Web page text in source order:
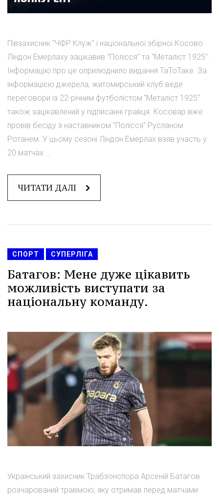
Півзахисник "ЧФР Клуж" і національної збірної Косово
Ліндон Емерлаху зацікавив "Полісся" та "Металіст 1925".
Інформацію про це оприлюднило видання ТаТоТаке. За
інформацією джерела, житомирський клуб веде
переговори із 22-річним футболістом."Металіст 1925"
також зацікавлений у підписанні гравця. Косовар вже
провів бесіду з наставником "Полісся" Русланом
Ротанем. У цьому сезоні Ліндон Емерлах взяв участь у
20 матчах ...
ЧИТАТИ ДАЛІ
СПОРТ СУПЕРЛІГА
Батагов: Мене дуже цікавить
можливість виступати за
національну команду.
Український захисник Трабзонспора Арсеній Батагов
розчарований травмою, яку отримав перед матчами